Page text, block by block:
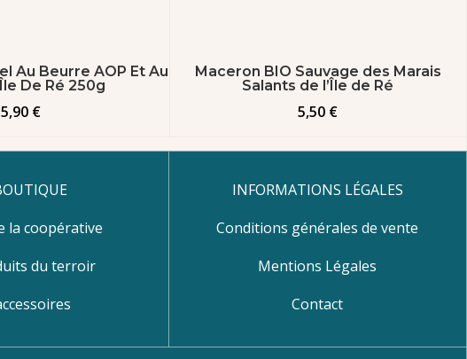
Au Beurre AOP Et Au
De Ré 250g
5,90 €
Maceron BIO Sauvage des Marais
Salants de l’Île de Ré
5,50 €
la coopérative
du terroir
INFORMATIONS LÉGALES
Conditions générales de vente
Mentions Légales
Contact